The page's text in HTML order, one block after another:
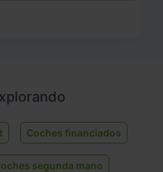
Coches financiados
segunda mano